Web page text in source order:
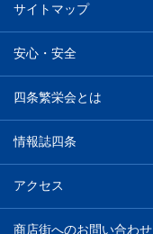
サイトマップ
安心・安全
四条繁栄会とは
情報誌四条
アクセス
商店街へのお問い合わせ